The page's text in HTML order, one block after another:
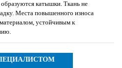
катышки. Ткань не
Места повышенного износа
устойчивым к